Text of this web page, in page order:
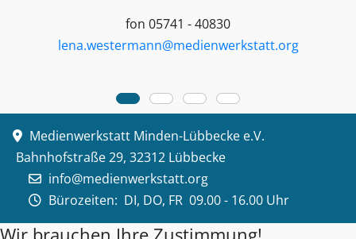
fon 05741 - 40830
lena.westermann@medienwerkstatt.org
Medienwerkstatt Minden-Lübbecke e.V.
Bahnhofstraße 29, 32312 Lübbecke
info@medienwerkstatt.org
Bürozeiten: DI, DO, FR 09.00 - 16.00 Uhr